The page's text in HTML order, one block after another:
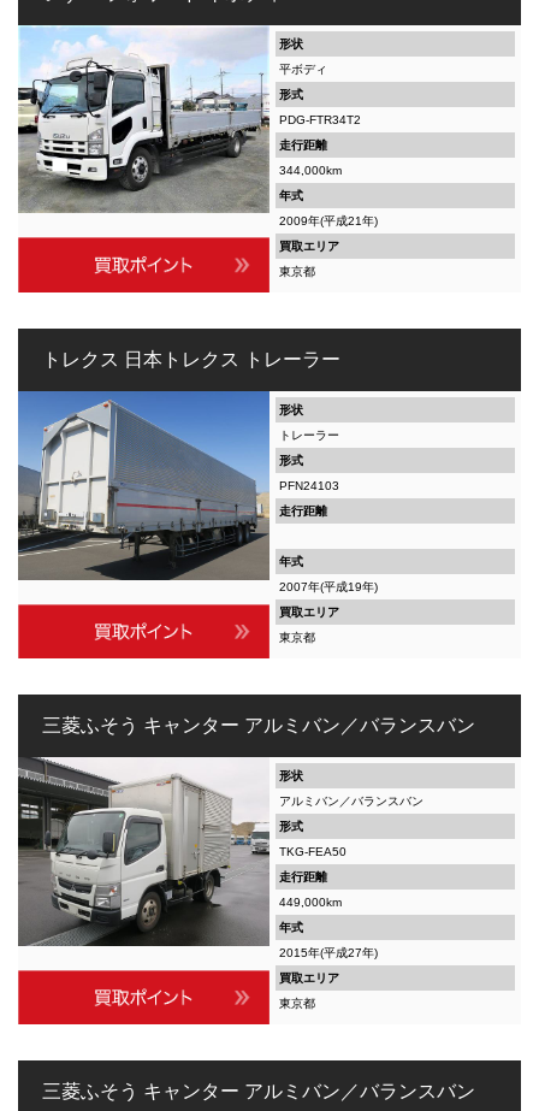
形状
平ボディ
形式
PDG-FTR34T2
走行距離
344,000km
年式
2009年(平成21年)
買取エリア
東京都
トレクス 日本トレクス トレーラー
形状
トレーラー
形式
PFN24103
走行距離
年式
2007年(平成19年)
買取エリア
東京都
三菱ふそう キャンター アルミバン／バランスバン
形状
アルミバン／バランスバン
形式
TKG-FEA50
走行距離
449,000km
年式
2015年(平成27年)
買取エリア
東京都
三菱ふそう キャンター アルミバン／バランスバン